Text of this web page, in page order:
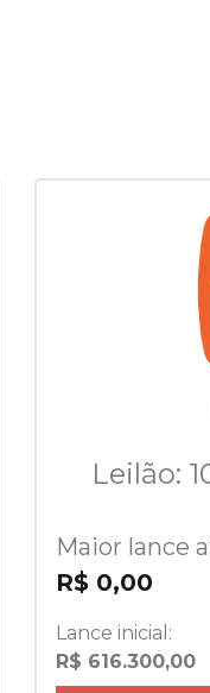
Leilão:
Maior lance
R$ 0,00
Lance inicial:
R$ 616.300,00